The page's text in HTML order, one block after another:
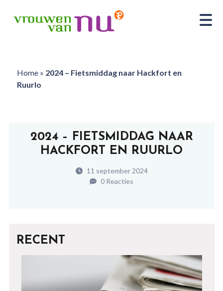
Home» 2024 – Fietsmiddag naar Hackfort en
Ruurlo
2024 – FIETSMIDDAG NAAR
HACKFORT EN RUURLO
11 september 2024
0 Reacties
RECENT